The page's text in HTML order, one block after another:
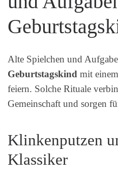
Alte Spielchen und
Geburtstagskind mit
feiern. Solche Rituale
Gemeinschaft und sorgen
Klinkenputzen
Klassiker